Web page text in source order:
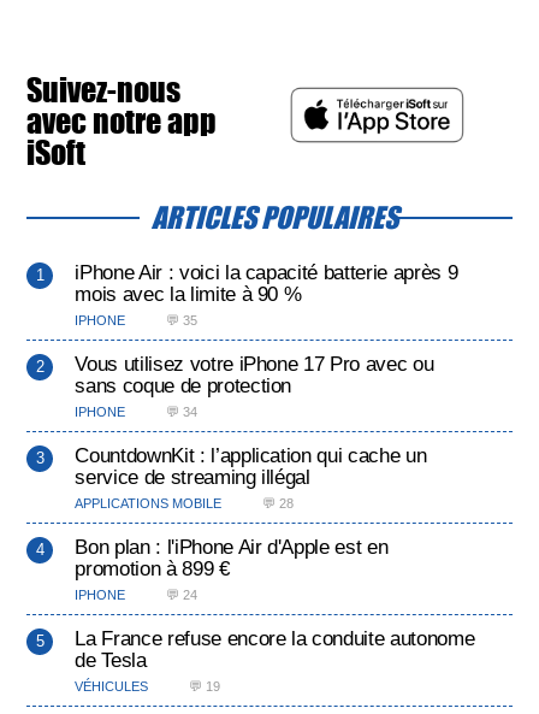
Suivez-nous
avec notre app
iSoft
ARTICLES POPULAIRES
iPhone Air : voici la capacité batterie après 9
mois avec la limite à 90 %
IPHONE 💬 35
Vous utilisez votre iPhone 17 Pro avec ou
sans coque de protection
IPHONE 💬 34
CountdownKit : l’application qui cache un
service de streaming illégal
APPLICATIONS MOBILE 💬 28
Bon plan : l'iPhone Air d'Apple est en
promotion à 899 €
IPHONE 💬 24
La France refuse encore la conduite autonome
de Tesla
VÉHICULES 💬 19